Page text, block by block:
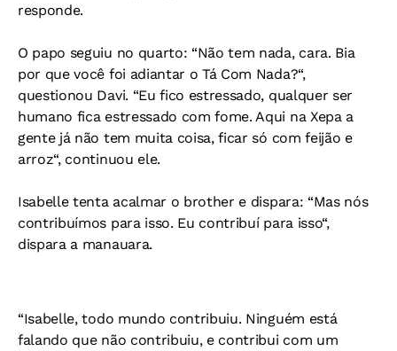
responde.
O papo seguiu no quarto: “Não tem nada, cara. Bia
por que você foi adiantar o Tá Com Nada?“,
questionou Davi. “Eu fico estressado, qualquer ser
humano fica estressado com fome. Aqui na Xepa a
gente já não tem muita coisa, ficar só com feijão e
arroz“, continuou ele.
Isabelle tenta acalmar o brother e dispara: “Mas nós
contribuímos para isso. Eu contribuí para isso“,
dispara a manauara.
“Isabelle, todo mundo contribuiu. Ninguém está
falando que não contribuiu, e contribui com um